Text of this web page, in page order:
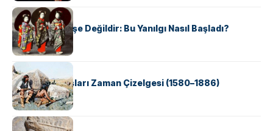
KÜLTÜR
Geyşalar Fahişe Değildir: Bu Yanılgı Nasıl Başladı?
KÜLTÜR
Apache Savaşları Zaman Çizelgesi (1580–1886)
KÜLTÜR